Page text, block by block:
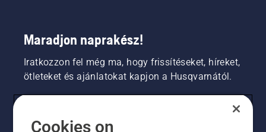
Maradjon naprakész!
Iratkozzon fel még ma, hogy frissítéseket, híreket,
ötleteket és ajánlatokat kapjon a Husqvarnától.
Cookies on